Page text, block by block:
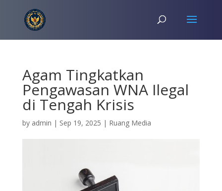
Agam Tingkatkan
Pengawasan WNA Ilegal
di Tengah Krisis
by admin | Sep 19, 2025 | Ruang Media